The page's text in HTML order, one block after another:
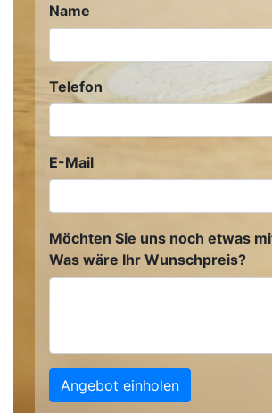
Name
Telefon
E-Mail
Möchten Sie uns noch etwas
Was wäre Ihr Wunschpreis?
Angebot einholen